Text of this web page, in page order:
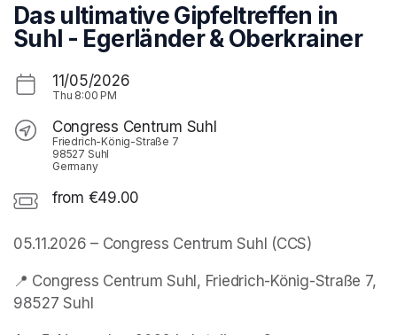
Das ultimative Gipfeltreffen in
Suhl - Egerländer & Oberkrainer
11/05/2026
Thu 8:00 PM
Congress Centrum Suhl
Friedrich-König-Straße 7
98527 Suhl
Germany
from €49.00
05.11.2026 – Congress Centrum Suhl (CCS)
📍 Congress Centrum Suhl, Friedrich-König-Straße 7,
98527 Suhl